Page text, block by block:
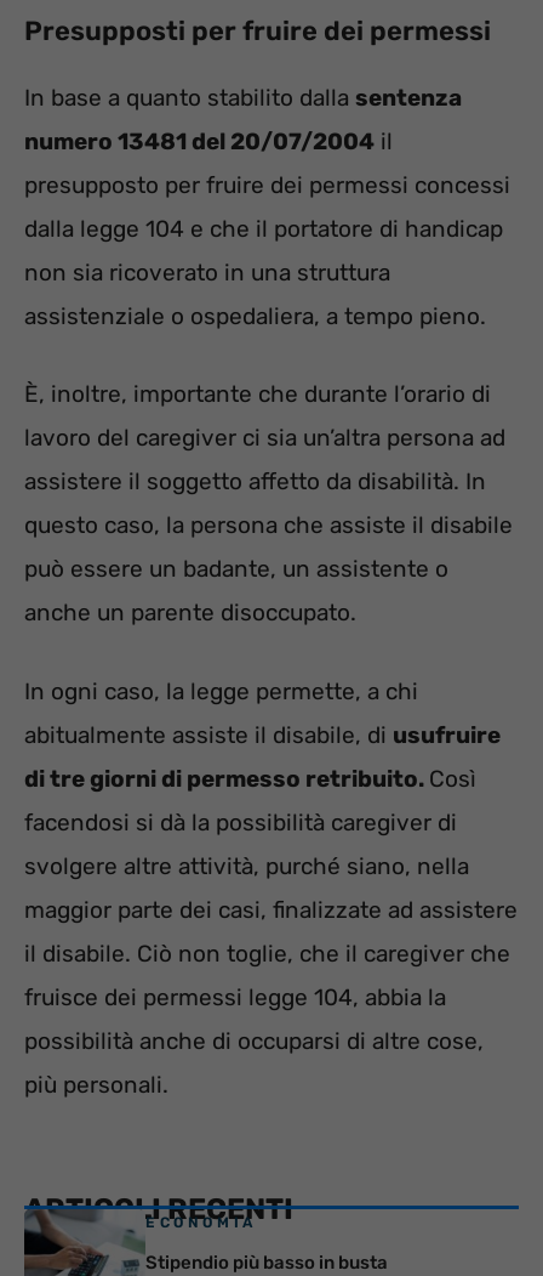
Presupposti per fruire dei permessi
In base a quanto stabilito dalla sentenza
numero 13481 del 20/07/2004 il
presupposto per fruire dei permessi concessi
dalla legge 104 e che il portatore di handicap
non sia ricoverato in una struttura
assistenziale o ospedaliera, a tempo pieno.
È, inoltre, importante che durante l’orario di
lavoro del caregiver ci sia un’altra persona ad
assistere il soggetto affetto da disabilità. In
questo caso, la persona che assiste il disabile
può essere un badante, un assistente o
anche un parente disoccupato.
In ogni caso, la legge permette, a chi
abitualmente assiste il disabile, di usufruire
di tre giorni di permesso retribuito. Così
facendosi si dà la possibilità caregiver di
svolgere altre attività, purché siano, nella
maggior parte dei casi, finalizzate ad assistere
il disabile. Ciò non toglie, che il caregiver che
fruisce dei permessi legge 104, abbia la
possibilità anche di occuparsi di altre cose,
più personali.
ARTICOLI RECENTI
ECONOMIA
Stipendio più basso in busta